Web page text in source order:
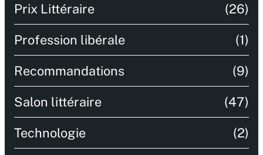
Prix Littéraire (26)
Profession libérale (1)
Recommandations (9)
Salon littéraire (47)
Technologie (2)